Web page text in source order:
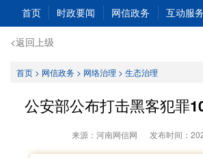
首页 时政要闻 网信政务 互动服务
<返回上级
首页> 网信政务> 网络治理 > 生态治理
公安部公布打击黑客犯罪
来源：河南网信网 发布时间：